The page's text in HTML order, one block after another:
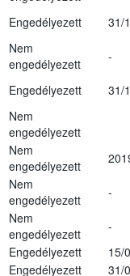
Engedélyezett 31/
Nem
engedélyezett
-
Engedélyezett 31/
Nem
engedélyezett
Nem
engedélyezett
Nem
engedélyezett
-
Nem
engedélyezett
-
Engedélyezett
15/
Engedélyezett
31/